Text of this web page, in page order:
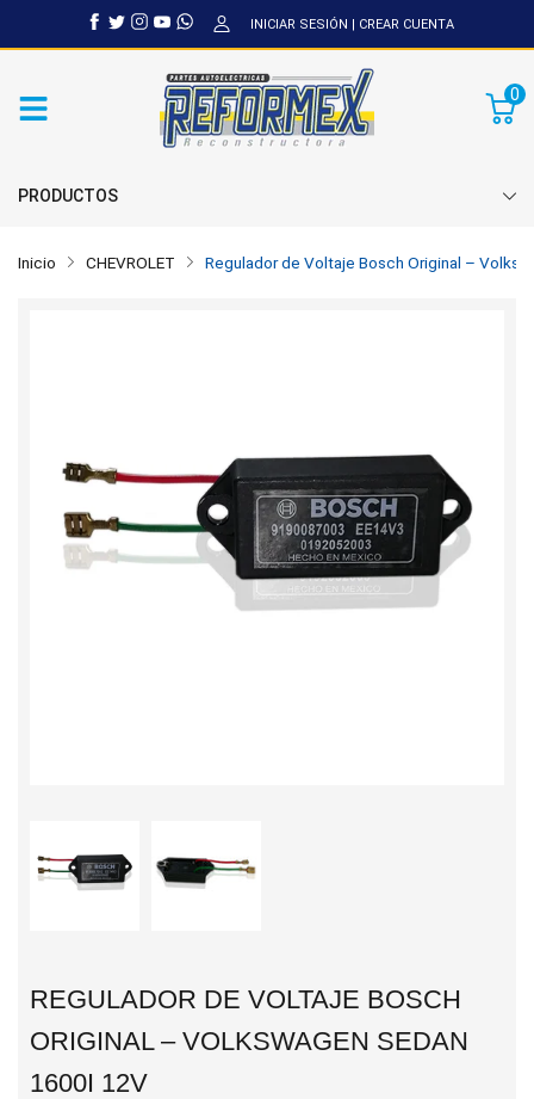
INICIAR SESIÓN | CREAR CUENTA
0
PRODUCTOS
Inicio CHEVROLET Regulador de Voltaje Bosch Original –
REGULADOR DE VOLTAJE BOSCH
ORIGINAL – VOLKSWAGEN SEDAN
1600I 12V